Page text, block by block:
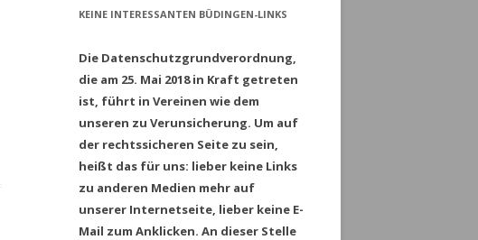
KEINE INTERESSANTEN BÜDINGEN-LINKS
Die Datenschutzgrundverordnung,
die am 25. Mai 2018 in Kraft getreten
ist, führt in Vereinen wie dem
unseren zu Verunsicherung. Um auf
der rechtssicheren Seite zu sein,
heißt das für uns: lieber keine Links
zu anderen Medien mehr auf
unserer Internetseite, lieber keine E-
Mail zum Anklicken. An dieser Stelle